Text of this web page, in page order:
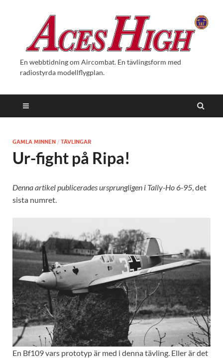
En webbtidning om Aircombat. En tävlingsform med
radiostyrda modellflygplan.
GAMLA MINNEN / TÄVLINGAR
Ur-fight på Ripa!
Denna artikel publicerades ursprungligen i Tally-Ho 6-95 , det
sista numret.
En Bf109 vars prototyp är med i denna tävling. Eller är det